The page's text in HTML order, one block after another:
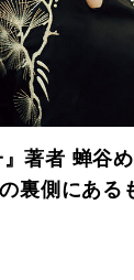
』著者 蝉谷
裏側にある